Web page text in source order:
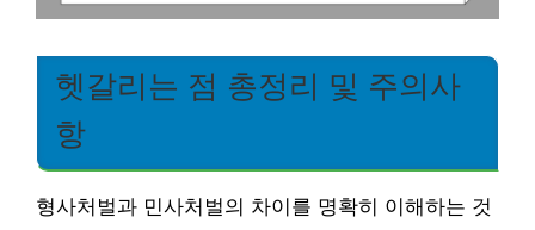
헷갈리는 점 총정리 및 주의사
항
형사처벌과 민사처벌의 차이를 명확히 이해하는 것